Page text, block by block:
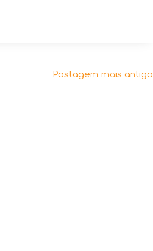
Postagem mais antiga